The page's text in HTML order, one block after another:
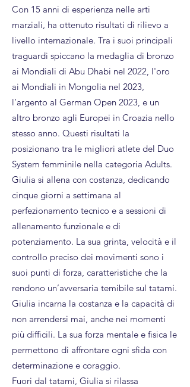
Con 15 anni di esperienza nelle arti
marziali, ha ottenuto risultati di rilievo a
livello internazionale. Tra i suoi principali
traguardi spiccano la medaglia di bronzo
ai Mondiali di Abu Dhabi nel 2022, l'oro
ai Mondiali in Mongolia nel 2023,
l’argento al German Open 2023, e un
altro bronzo agli Europei in Croazia nello
stesso anno. Questi risultati la
posizionano tra le migliori atlete del Duo
System femminile nella categoria Adults.
Giulia si allena con costanza, dedicando
cinque giorni a settimana al
perfezionamento tecnico e a sessioni di
allenamento funzionale e di
potenziamento. La sua grinta, velocità e il
controllo preciso dei movimenti sono i
suoi punti di forza, caratteristiche che la
rendono un’avversaria temibile sul tatami.
Giulia incarna la costanza e la capacità di
non arrendersi mai, anche nei momenti
più difficili. La sua forza mentale e fisica le
permettono di affrontare ogni sfida con
determinazione e coraggio.
Fuori dal tatami, Giulia si rilassa